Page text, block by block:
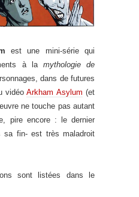
est une mini-série qui
à la mythologie de
dans de futures
vidéoArkham Asylum (et
ne touche pas autant
pire encore : le dernier
fin- est très maladroit
sont listées dans le